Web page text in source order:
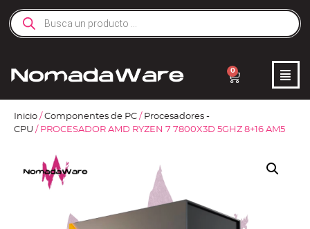
0
Inicio / Componentes de PC / Procesadores -
CPU / PROCESADOR AMD RYZEN 7 7800X3D 5GHZ 8+16 AM5